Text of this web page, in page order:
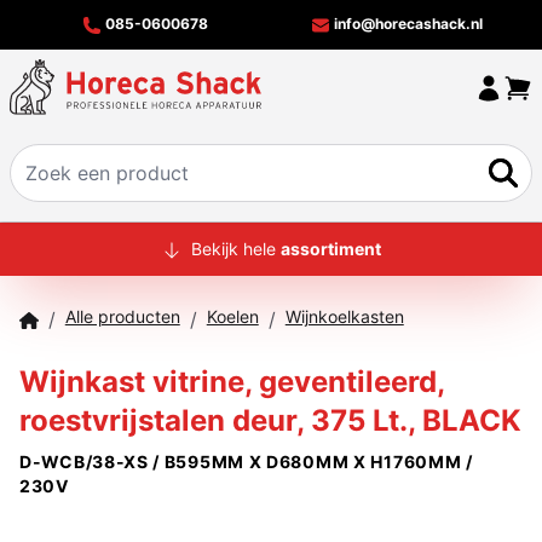
085-0600678 info@horecashack.nl
HOME
OVER ONS
MERKEN
OFFERTECHECKER
CONTACT
Bekijk hele assortiment
/ Alle producten / Koelen / Wijnkoelkasten
Wijnkast vitrine, geventileerd,
roestvrijstalen deur, 375 Lt., BLACK
D-WCB/38-XS / B595MM X D680MM X H1760MM /
230V